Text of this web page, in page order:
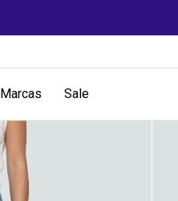
Marcas Sale